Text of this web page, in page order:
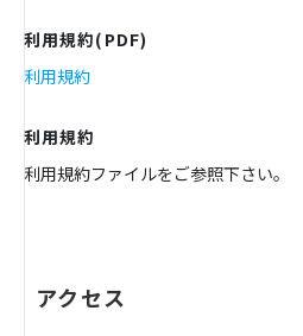
利用規約(PDF)
利用規約
利用規約
利用規約ファイルをご参照下さい。
アクセス